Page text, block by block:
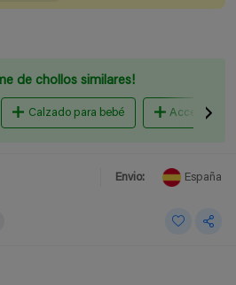
de chollos similares!
Calzado para bebé Accesorios
Envio: España